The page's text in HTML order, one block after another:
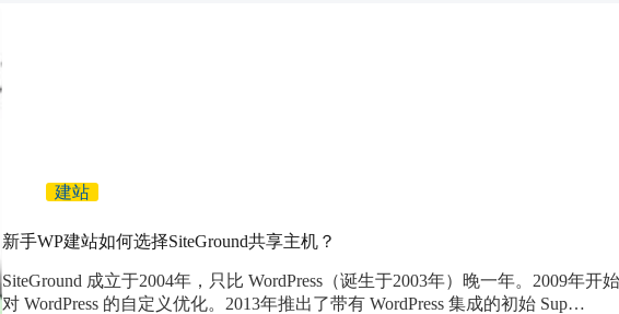
建站
新手WP建站如何选择SiteGround共享主机？
SiteGround 成立于2004年，只比 WordPress（诞生于2003年）晚一年。2009年开
对 WordPress 的自定义优化。2013年推出了带有 WordPress 集成的初始 Sup…